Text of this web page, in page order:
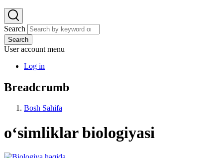
Search
Search
User account menu
Log in
Breadcrumb
Bosh Sahifa
o‘simliklar biologiyasi